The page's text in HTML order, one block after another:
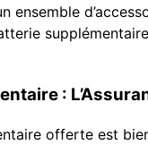
ensemble
:
offerte est